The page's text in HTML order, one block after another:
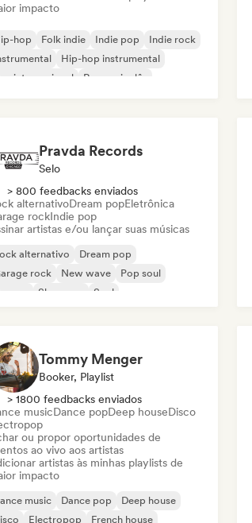
impacto
hop Folk indie Indie pop
Indie rock
Hip-hop instrumental
internacional
Rap em inglês
Pravda Records
Selo
> 800 feedbacks enviados
alternativoDream popEletrônica
rockIndie pop
artistas e/ou lançar suas músicas
alternativo
Dream pop
rock
New wave
Pop soul
Shoegaze Soul
Tommy Menger
Booker, Playlist
> 1800 feedbacks enviados
musicDance popDeep houseDisco
ou propor oportunidades de
ao vivo aos artistas
artistas às minhas playlists de
impacto
music Dance pop
Deep house
Electropop French house